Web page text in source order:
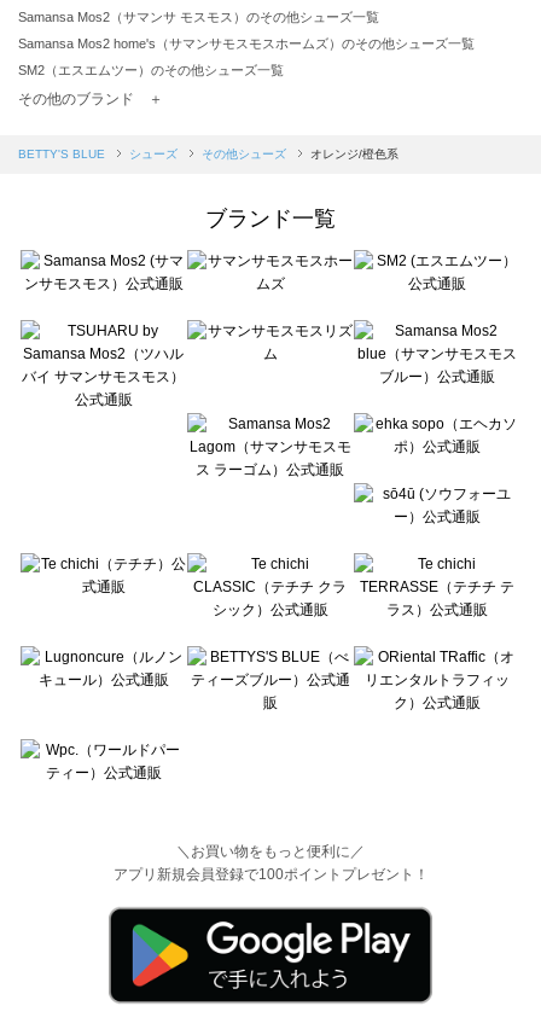
Samansa Mos2（サマンサ モスモス）のその他シューズ一覧
Samansa Mos2 home's（サマンサモスモスホームズ）のその他シューズ一覧
SM2（エスエムツー）のその他シューズ一覧
Samansa Mos2 blue（サマンサモスモス ブルー）のその他シューズ一覧
sō4ū（ソウフォーユー）のその他シューズ一覧
Te chichi（テチチ）のその他シューズ一覧
Te chichi CLASSIC（テチチ クラシック）のその他シューズ一覧
Lugnoncure（ルノンキュール）のその他シューズ一覧
BETTY'S BLUE（べティーズブルー）のその他シューズ一覧
Wpc.（ワールドパーティー）のその他シューズ一覧
その他のブランド ＋
BETTY'S BLUE シューズ その他シューズ オレンジ/橙色系
ブランド一覧
＼お買い物をもっと便利に／
アプリ新規会員登録で100ポイントプレゼント！